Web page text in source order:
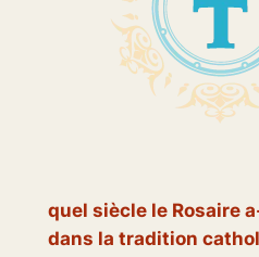
quel siècle le Rosaire
dans la tradition